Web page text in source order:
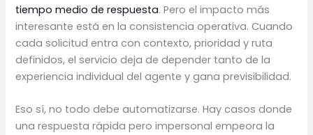
tiempo medio de respuesta. Pero el impacto más
interesante está en la consistencia operativa. Cuando
cada solicitud entra con contexto, prioridad y ruta
definidos, el servicio deja de depender tanto de la
experiencia individual del agente y gana previsibilidad.
Eso sí, no todo debe automatizarse. Hay casos donde
una respuesta rápida pero impersonal empeora la